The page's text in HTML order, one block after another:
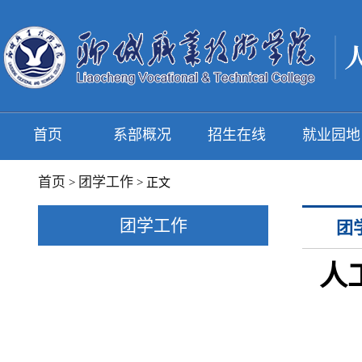
首页 系部概况 招生在线 就业园地
首页 > 团学工作 > 正文
团学工作 团
人